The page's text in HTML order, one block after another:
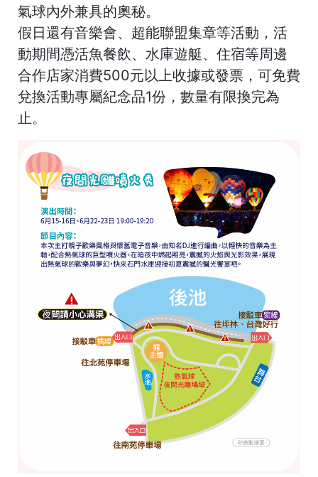
氣球內外兼具的奧秘。
假日還有音樂會、超能聯盟集章等活動，活
動期間憑活魚餐飲、水庫遊艇、住宿等周邊
合作店家消費500元以上收據或發票，可免費
兌換活動專屬紀念品1份，數量有限換完為
止。